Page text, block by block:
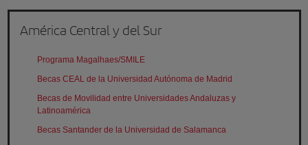
América Central y del Sur
Programa Magalhaes/SMILE
Becas CEAL de la Universidad Autónoma de Madrid
Becas de Movilidad entre Universidades Andaluzas y
Latinoamérica
Becas Santander de la Universidad de Salamanca